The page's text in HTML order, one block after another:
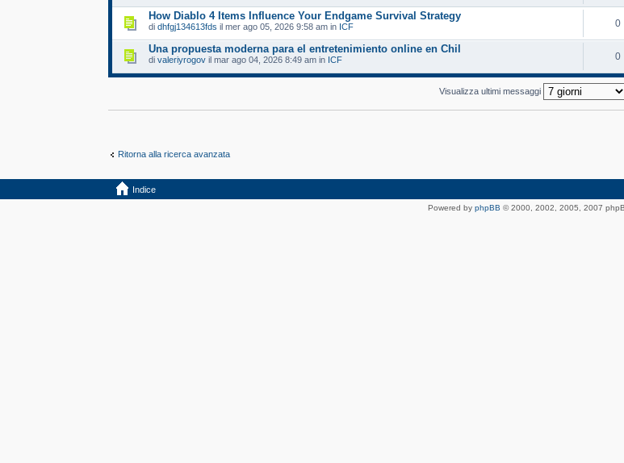
How Diablo 4 Items Influence Your Endgame Survival Strategy
didhfgj134613fds il mer ago 05, 2026 9:58 am in ICF 0
Una propuesta moderna para el entretenimiento online en Chil
divaleriyrogov il mar ago 04, 2026 8:49 am in ICF 0
Visualizza ultimi messaggi
Ritorna alla ricerca avanzata
Indice
Powered by phpBB © 2000, 2002, 2005, 2007